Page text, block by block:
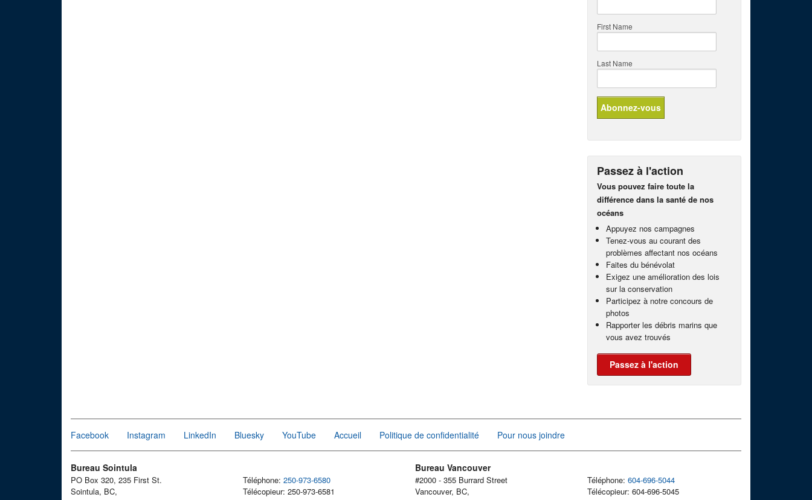
First Name
Last Name
Passez à l'action
Vous pouvez faire toute la
différence dans la santé de nos
océans
Appuyez nos campagnes
Tenez-vous au courant des
problèmes affectant nos océans
Faites du bénévolat
Exigez une amélioration des lois
sur la conservation
Participez à notre concours de
photos
Rapporter les débris marins que
vous avez trouvés
Passez à l'action
Facebook Instagram LinkedIn Bluesky YouTube Accueil Politique de confidentialité Pour nous joindre
Bureau Sointula
PO Box 320, 235 First St.
Sointula, BC,
Téléphone: 250-973-6580
Télécopieur: 250-973-6581
Bureau Vancouver
#2000 - 355 Burrard Street
Vancouver, BC,
Téléphone: 604-696-5044
Télécopieur: 604-696-5045